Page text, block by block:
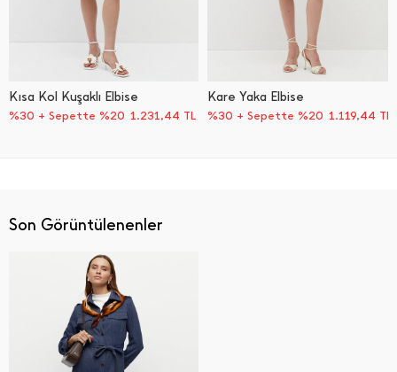
Kısa Kol Kuşaklı Elbise
%30 + Sepette %20 1.231,44 TL
Kare Yaka Elbise
%30 + Sepette %20 1.119,44 TL
Son Görüntülenenler